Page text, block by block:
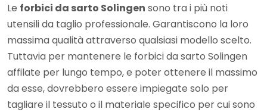
Le forbici da sarto Solingen sono tra i più noti
utensili da taglio professionale. Garantiscono la loro
massima qualità attraverso qualsiasi modello scelto.
Tuttavia per mantenere le forbici da sarto Solingen
affilate per lungo tempo, e poter ottenere il massimo
da esse, dovrebbero essere impiegate solo per
tagliare il tessuto o il materiale specifico per cui sono